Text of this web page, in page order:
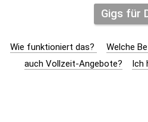
Gigs für
Wie funktioniert das? Welche
auch Vollzeit-Angebote?
Ich